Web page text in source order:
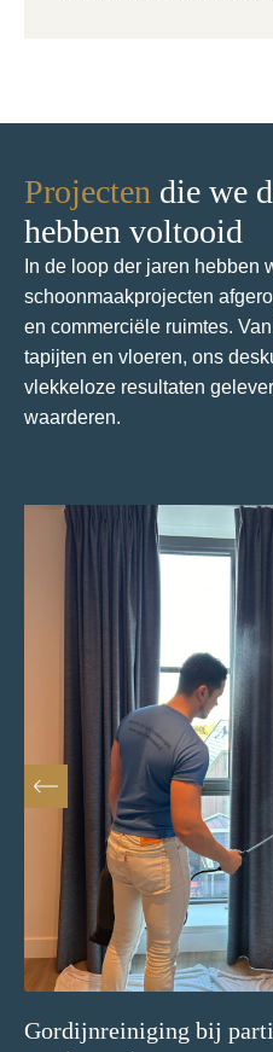
Projecten die we
hebben voltooid
In de loop der jaren hebben
schoonmaakprojecten
en commerciële ruimtes.
tapijten en vloeren, ons
vlekkeloze resultaten
waarderen.
Gordijnreiniging bij